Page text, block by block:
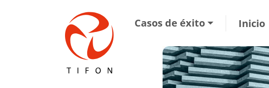
Main navigation
Casos de éxito Inicio